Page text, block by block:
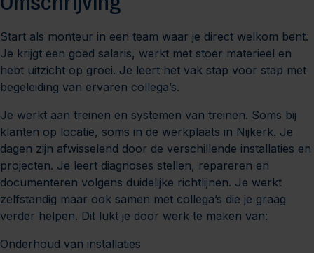
Start als monteur in een team waar je direct welkom bent.
Je krijgt een goed salaris, werkt met stoer materieel en
hebt uitzicht op groei. Je leert het vak stap voor stap met
begeleiding van ervaren collega’s.
Je werkt aan treinen en systemen van treinen. Soms bij
klanten op locatie, soms in de werkplaats in Nijkerk. Je
dagen zijn afwisselend door de verschillende installaties en
projecten. Je leert diagnoses stellen, repareren en
documenteren volgens duidelijke richtlijnen. Je werkt
zelfstandig maar ook samen met collega’s die je graag
verder helpen. Dit lukt je door werk te maken van:
Onderhoud van installaties